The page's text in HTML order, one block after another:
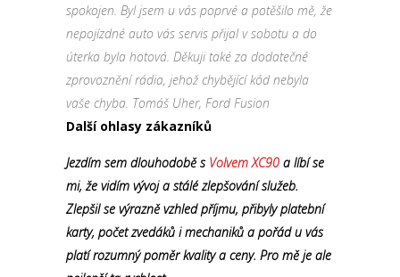
spokojen. Byl jsem u vás poprvé a potěšilo mě, že
nepojízdné auto vás servis přijal v sobotu a do
úterka byla hotová. Děkuji také za dodatečné
zprovoznění rádia, jehož chybějící kód nebyla
vaše chyba. Tomáš Uher, Ford Fusion
Další ohlasy zákazníků
Jezdím sem dlouhodobě s Volvem XC90 a líbí se
mi, že vidím vývoj a stálé zlepšování služeb.
Zlepšil se výrazně vzhled příjmu, přibyly platební
karty, počet zvedáků i mechaniků a pořád u vás
platí rozumný poměr kvality a ceny. Pro mě je ale